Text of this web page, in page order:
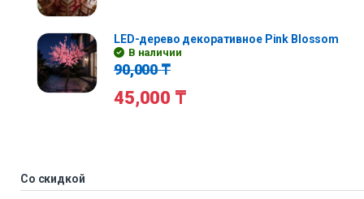
LED-дерево декоративное Pink Blossom
В наличии
90,000₸
45,000 ₸
Со скидкой